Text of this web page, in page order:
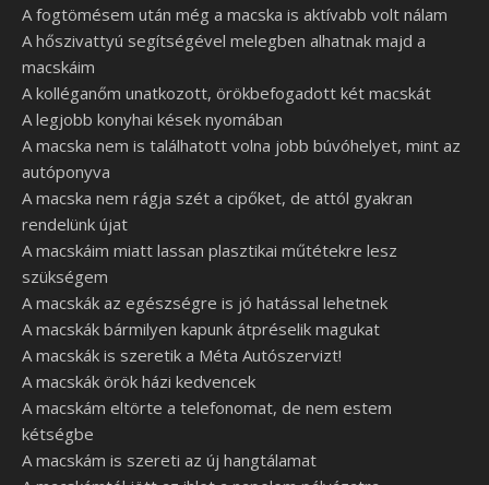
A fogtömésem után még a macska is aktívabb volt nálam
A hőszivattyú segítségével melegben alhatnak majd a
macskáim
A kolléganőm unatkozott, örökbefogadott két macskát
A legjobb konyhai kések nyomában
A macska nem is találhatott volna jobb búvóhelyet, mint az
autóponyva
A macska nem rágja szét a cipőket, de attól gyakran
rendelünk újat
A macskáim miatt lassan plasztikai műtétekre lesz
szükségem
A macskák az egészségre is jó hatással lehetnek
A macskák bármilyen kapunk átpréselik magukat
A macskák is szeretik a Méta Autószervizt!
A macskák örök házi kedvencek
A macskám eltörte a telefonomat, de nem estem
kétségbe
A macskám is szereti az új hangtálamat